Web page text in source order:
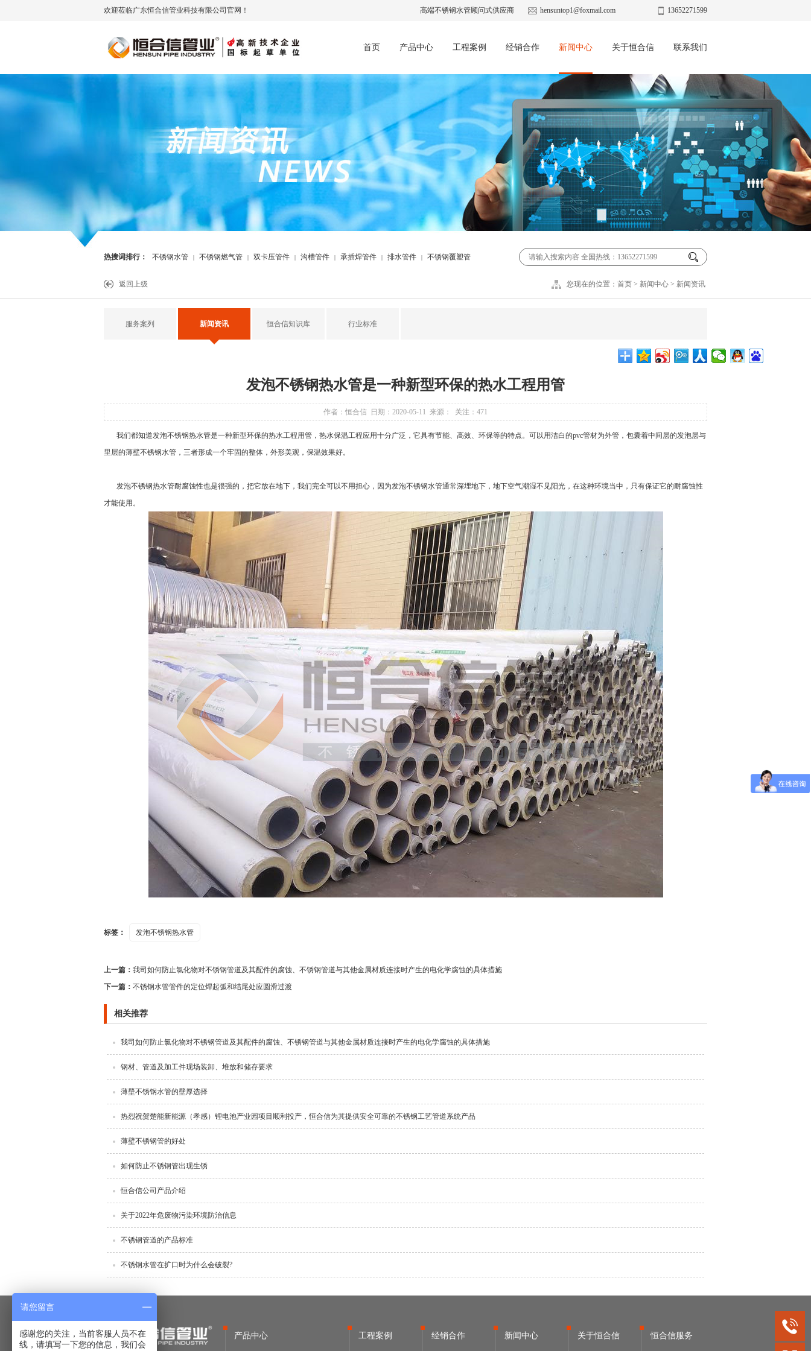
欢迎莅临广东恒合信管业科技有限公司官网！ 高端不锈钢水管顾问式供应商 hensuntop1@foxmail.com 13652271599
首页 产品中心 工程案例 经销合作 新闻中心 关于恒合信 联系我们
热搜词排行： 不锈钢水管 | 不锈钢燃气管 | 双卡压管件 | 沟槽管件 | 承插焊管件 | 排水管件 | 不锈钢覆塑管
返回上级 您现在的位置： 首页 > 新闻中心 > 新闻资讯
服务案列 新闻资讯 恒合信知识库 行业标准
发泡不锈钢热水管是一种新型环保的热水工程用管
作者：恒合信 日期：2020-05-11 来源： 关注： 471
我们都知道发泡不锈钢热水管是一种新型环保的热水工程用管，热水保温工程应用十分广泛，它具有节能、高效、环保等的特点。可以用洁白的pvc管材为外管，包囊着中间层的发泡层与
里层的薄壁不锈钢水管，三者形成一个牢固的整体，外形美观，保温效果好。
发泡不锈钢热水管耐腐蚀性也是很强的，把它放在地下，我们完全可以不用担心，因为发泡不锈钢水管通常深埋地下，地下空气潮湿不见阳光，在这种环境当中，只有保证它的耐腐蚀性
才能使用。
标签： 发泡不锈钢热水管
上一篇： 我司如何防止氯化物对不锈钢管道及其配件的腐蚀、不锈钢管道与其他金属材质连接时产生的电化学腐蚀的具体措施
下一篇： 不锈钢水管管件的定位焊起弧和结尾处应圆滑过渡
相关推荐
我司如何防止氯化物对不锈钢管道及其配件的腐蚀、不锈钢管道与其他金属材质连接时产生的电化学腐蚀的具体措施
钢材、管道及加工件现场装卸、堆放和储存要求
薄壁不锈钢水管的壁厚选择
热烈祝贺楚能新能源（孝感）锂电池产业园项目顺利投产，恒合信为其提供安全可靠的不锈钢工艺管道系统产品
薄壁不锈钢管的好处
如何防止不锈钢管出现生锈
恒合信公司产品介绍
关于2022年危废物污染环境防治信息
不锈钢管道的产品标准
不锈钢水管在扩口时为什么会破裂?
产品中心 工程案例 经销合作 新闻中心 关于恒合信 恒合信服务
请您留言
感谢您的关注，当前客服人员不在
线，请填写一下您的信息，我们会